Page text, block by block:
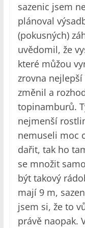
sazenic jsem
plánoval
(pokusných)
uvědomil, že
které můžou
zrovna
změnil a
topinamburů.
nejmenší
nemuseli moc
dařit, tak ho
se množit
být takový
mají 9 m,
jsem si, že to
právě naopak.